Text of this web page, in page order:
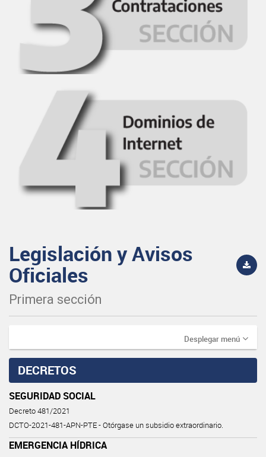
Legislación y Avisos
Oficiales
Primera sección
Desplegar menú
DECRETOS
SEGURIDAD SOCIAL
Decreto 481/2021
DCTO-2021-481-APN-PTE - Otórgase un subsidio extraordinario.
EMERGENCIA HÍDRICA